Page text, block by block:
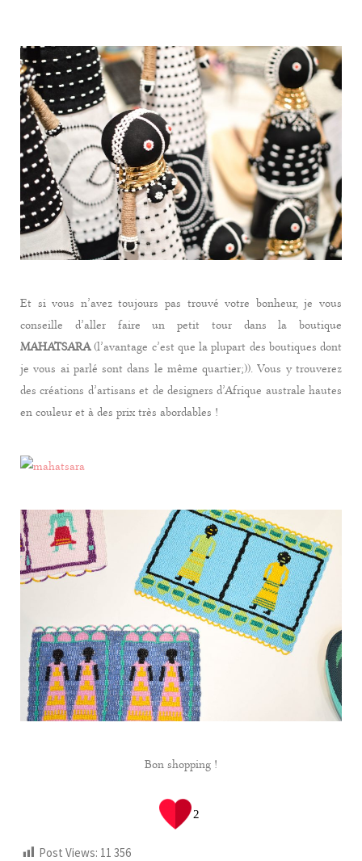
Et si vous n’avez toujours pas trouvé votre bonheur, je vous
conseille d’aller faire un petit tour dans la boutique
MAHATSARA(l’avantage c’est que la plupart des boutiques dont
je vous ai parlé sont dans le même quartier;)). Vous y trouverez
des créations d’artisans et de designers d’Afrique australe hautes
en couleur et à des prix très abordables !
Bon shopping !
2
Post Views: 11 356